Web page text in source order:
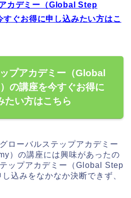
カデミー（Global Step
ぐお得に申し込みたい方はこ
プアカデミー（Global
の講座を今すぐお得に
たい方はこちら
ローバルステップアカデミー
）の講座には興味があったの
ップアカデミー（Global Step
込みをなかなか決断できず、